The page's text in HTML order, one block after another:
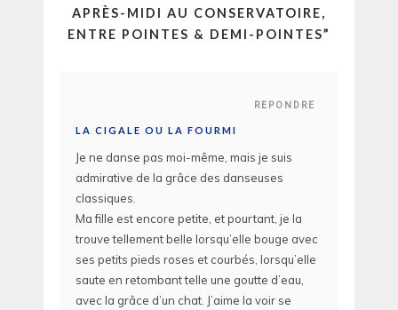
APRÈS-MIDI AU CONSERVATOIRE,
ENTRE POINTES & DEMI-POINTES”
REPONDRE
LA CIGALE OU LA FOURMI
Je ne danse pas moi-même, mais je suis
admirative de la grâce des danseuses
classiques.
Ma fille est encore petite, et pourtant, je la
trouve tellement belle lorsqu’elle bouge avec
ses petits pieds roses et courbés, lorsqu’elle
saute en retombant telle une goutte d’eau,
avec la grâce d’un chat. J’aime la voir se